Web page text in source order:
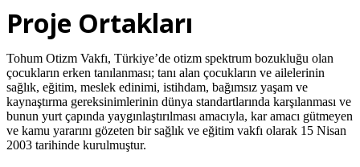
Proje Ortakları
Tohum Otizm Vakfı, Türkiye’de otizm spektrum bozukluğu olan
çocukların erken tanılanması; tanı alan çocukların ve ailelerinin
sağlık, eğitim, meslek edinimi, istihdam, bağımsız yaşam ve
kaynaştırma gereksinimlerinin dünya standartlarında karşılanması ve
bunun yurt çapında yaygınlaştırılması amacıyla, kar amacı gütmeyen
ve kamu yararını gözeten bir sağlık ve eğitim vakfı olarak 15 Nisan
2003 tarihinde kurulmuştur.